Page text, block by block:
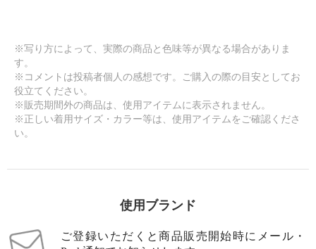
※写り方によって、実際の商品と色味等が異なる場合がありま
す。
※コメントは投稿者個人の感想です。ご購入の際の目安としてお
役立てください。
※販売期間外の商品は、使用アイテムに表示されません。
※正しい着用サイズ・カラー等は、使用アイテムをご確認くださ
い。
使用ブランド
ご登録いただくと商品販売開始時にメール・